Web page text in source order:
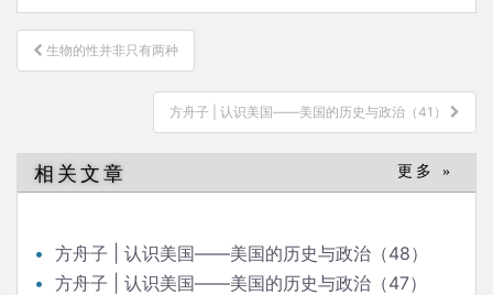
文
章
生物的性并非只有两种
方舟子 | 认识美国——美国的历史与政治（41）
相关文章 更多 »
方舟子 | 认识美国——美国的历史与政治（48）
方舟子 | 认识美国——美国的历史与政治（47）